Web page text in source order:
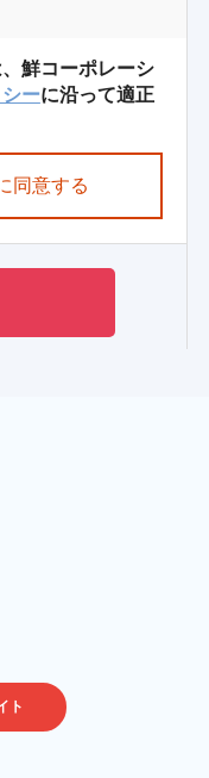
鮮コーポレーシ
ーに沿って適正
同意する
ト